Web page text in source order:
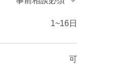
1~16日
可